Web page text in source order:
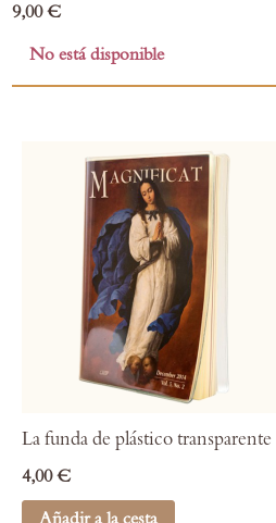
9,00 €
No está disponible
La funda de plástico transparente
4,00 €
Añadir a la cesta